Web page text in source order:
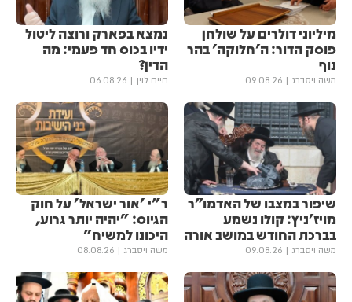
מיליוני דולרים על שולחן
פוסק הדור: ה'חלוקה' בהר
נוף
משה ויסברג 09.08.26
נמצא בפארק ורוצה ליטול
ידיו בכוס חד פעמי: מה
הדין?
חיים לוין 06.08.26
שיפור במצבו של האדמו"ר
מויז'ניץ: קולו נשמע
בברכת החודש במושב אורה
משה ויסברג 09.08.26
ר"י 'אור ישראל' על חוק
הגיוס: "יהיה יותר גרוע,
היכונו למשיח"
משה ויסברג 08.08.26